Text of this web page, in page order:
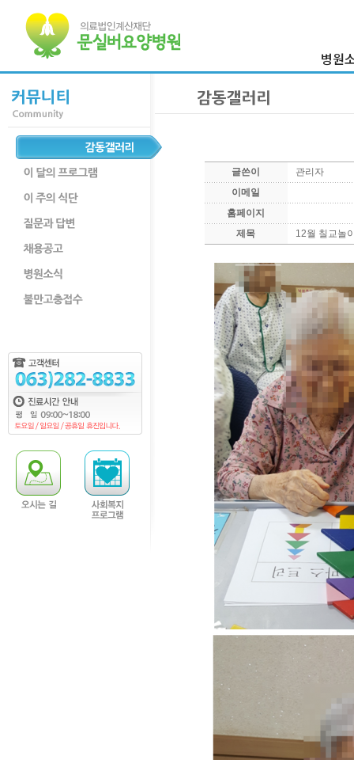
병원
병원
병원둘
부서
찾아오
글쓴이
관리자
이메일
홈페이지
제목
12월 칠교놀